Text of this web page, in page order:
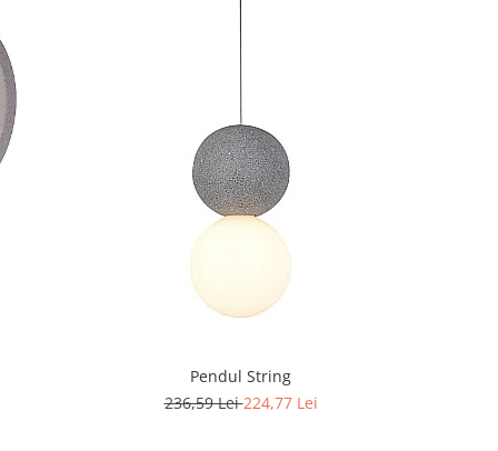
Pendul String
236,59 Lei224,77 Lei